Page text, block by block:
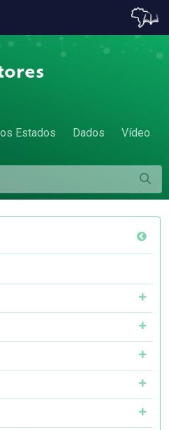
5 e 10 anos após a
Estados Dados Vídeo